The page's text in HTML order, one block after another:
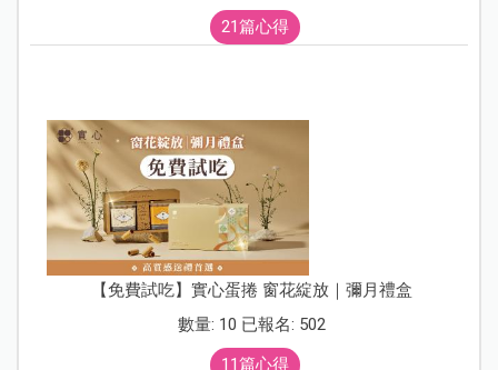
21篇心得
【免費試吃】實心蛋捲 窗花綻放｜彌月禮盒
數量: 10 已報名: 502
11篇心得